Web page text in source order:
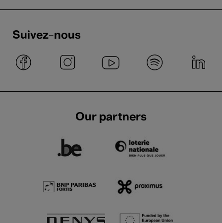
Suivez-nous
Our partners